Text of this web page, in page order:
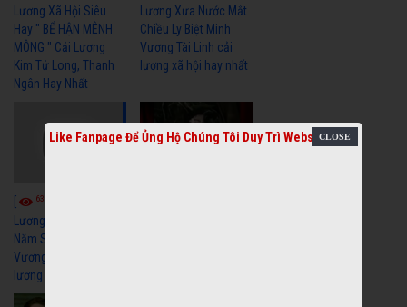
Lương Xã Hội Siêu
Hay " BỂ HẬN MÊNH
MÔNG " Cải Lương
Kim Tử Long, Thanh
Ngân Hay Nhất
Lương Xưa Nước Mắt
Chiều Ly Biệt Minh
Vương Tài Linh cải
lương xã hội hay nhất
6327
Lương Xưa : Rồi 30
Năm Sau - Minh
Vương Lệ Thủy | cải
lương xã hội hay nhất
Like Fanpage Để Ủng Hộ Chúng Tôi Duy Trì Website